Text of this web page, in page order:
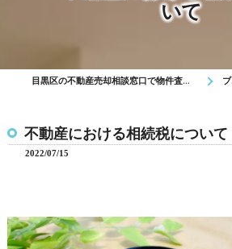
いて
目黒区の不動産売却相談窓口で物件査定や無料相談を対応 ブログ
不動産における相続税について
2022/07/15